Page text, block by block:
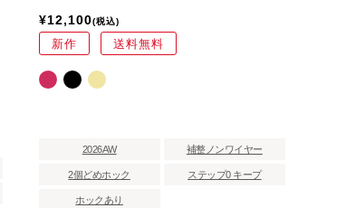
¥12,100 税込
新作 送料無料
2026AW 補整ノンワイヤー
2個どめホック ステップ0 キープ
ホックあり